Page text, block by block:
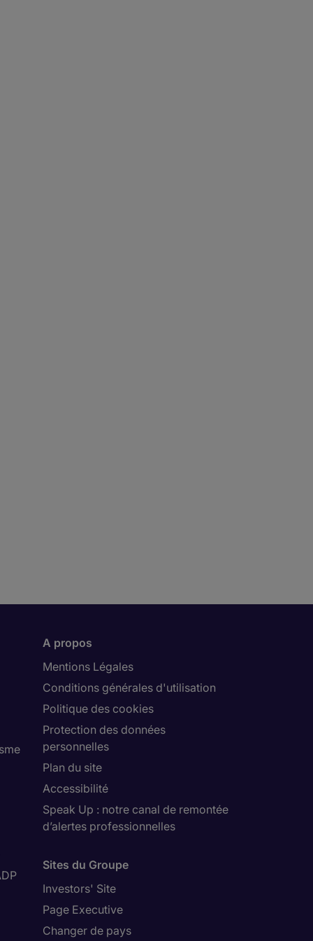
A propos
Mentions Légales
Conditions générales d'utilisation
Politique des cookies
Protection des données
personnelles
Plan du site
Accessibilité
Speak Up : notre canal de remontée
d’alertes professionnelles
Sites du Groupe
Investors' Site
Page Executive
Changer de pays